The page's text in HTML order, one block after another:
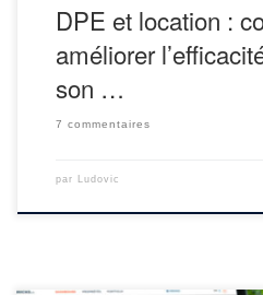
DPE et location :
améliorer
son …
7 commentaires
par Ludovic